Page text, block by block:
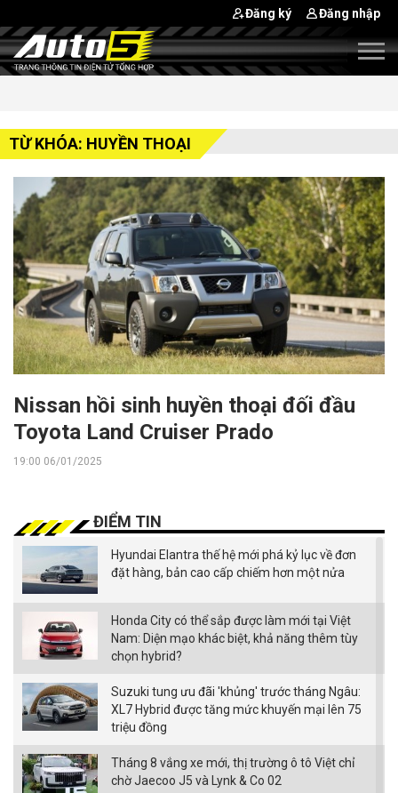
Đăng ký Đăng nhập
TỪ KHÓA: HUYỀN THOẠI
Nissan hồi sinh huyền thoại đối đầu
Toyota Land Cruiser Prado
19:00 06/01/2025
ĐIỂM TIN
Hyundai Elantra thế hệ mới phá kỷ lục về đơn
đặt hàng, bản cao cấp chiếm hơn một nửa
Honda City có thể sắp được làm mới tại Việt
Nam: Diện mạo khác biệt, khả năng thêm tùy
chọn hybrid?
Suzuki tung ưu đãi 'khủng' trước tháng Ngâu:
XL7 Hybrid được tăng mức khuyến mại lên 75
triệu đồng
Tháng 8 vắng xe mới, thị trường ô tô Việt chỉ
chờ Jaecoo J5 và Lynk & Co 02